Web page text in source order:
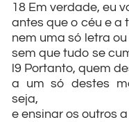
18 Em verdade, eu
antes que o céu e a
nem uma só letra
sem que tudo se
l9 Portanto, quem
a um só destes
seja,
e ensinar os outros